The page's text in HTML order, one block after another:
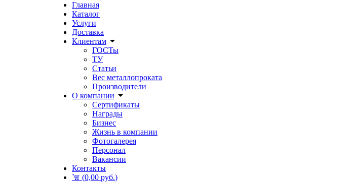
Главная
Каталог
Услуги
Доставка
Клиентам
ГОСТы
ТУ
Статьи
Вес металлопроката
Производители
О компании
Сертификаты
Награды
Бизнес
Жизнь в компании
Фотогалерея
Персонал
Вакансии
Контакты
(0,00 руб.)